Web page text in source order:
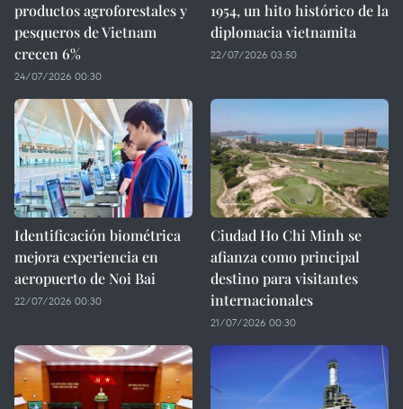
productos agroforestales y
pesqueros de Vietnam
crecen 6%
24/07/2026 00:30
1954, un hito histórico de la
diplomacia vietnamita
22/07/2026 03:50
Identificación biométrica
mejora experiencia en
aeropuerto de Noi Bai
22/07/2026 00:30
Ciudad Ho Chi Minh se
afianza como principal
destino para visitantes
internacionales
21/07/2026 00:30